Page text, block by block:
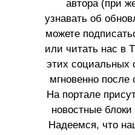
автора (при
узнавать об
можете
или читать нас в
этих социальных
мгновенно после
На портале
новостные
Надеемся, что